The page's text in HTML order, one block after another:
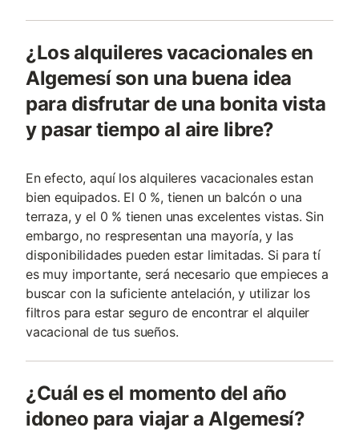
¿Los alquileres vacacionales en
Algemesí son una buena idea
para disfrutar de una bonita vista
y pasar tiempo al aire libre?
En efecto, aquí los alquileres vacacionales estan
bien equipados. El 0 %, tienen un balcón o una
terraza, y el 0 % tienen unas excelentes vistas. Sin
embargo, no respresentan una mayoría, y las
disponibilidades pueden estar limitadas. Si para tí
es muy importante, será necesario que empieces a
buscar con la suficiente antelación, y utilizar los
filtros para estar seguro de encontrar el alquiler
vacacional de tus sueños.
¿Cuál es el momento del año
idoneo para viajar a Algemesí?